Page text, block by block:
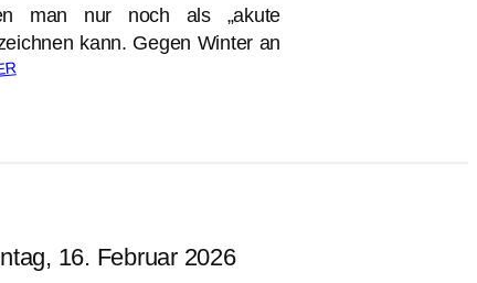
man nur noch als „akute
kann. Gegen Winter an
16. Februar 2026